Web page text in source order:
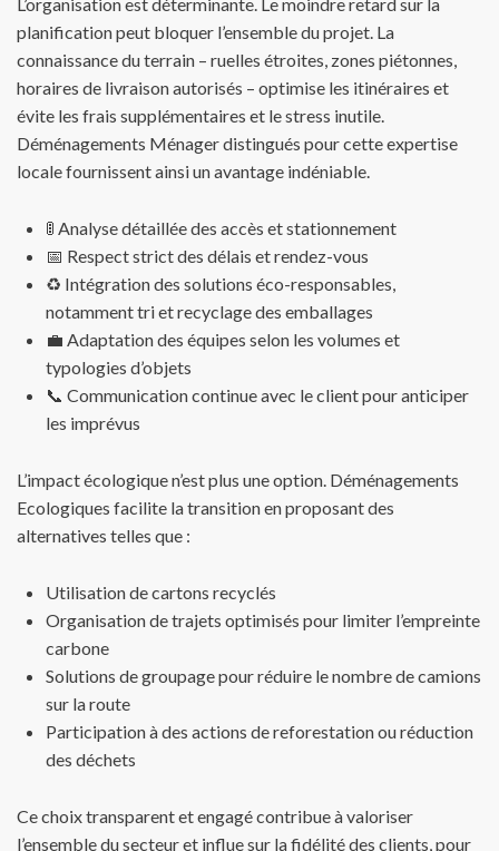
L’organisation est déterminante. Le moindre retard sur la
planification peut bloquer l’ensemble du projet. La
connaissance du terrain – ruelles étroites, zones piétonnes,
horaires de livraison autorisés – optimise les itinéraires et
évite les frais supplémentaires et le stress inutile.
Déménagements Ménager distingués pour cette expertise
locale fournissent ainsi un avantage indéniable.
🚦 Analyse détaillée des accès et stationnement
📅 Respect strict des délais et rendez-vous
♻️ Intégration des solutions éco-responsables,
notamment tri et recyclage des emballages
💼 Adaptation des équipes selon les volumes et
typologies d’objets
📞 Communication continue avec le client pour anticiper
les imprévus
L’impact écologique n’est plus une option. Déménagements
Ecologiques facilite la transition en proposant des
alternatives telles que :
Utilisation de cartons recyclés
Organisation de trajets optimisés pour limiter l’empreinte
carbone
Solutions de groupage pour réduire le nombre de camions
sur la route
Participation à des actions de reforestation ou réduction
des déchets
Ce choix transparent et engagé contribue à valoriser
l’ensemble du secteur et influe sur la fidélité des clients, pour